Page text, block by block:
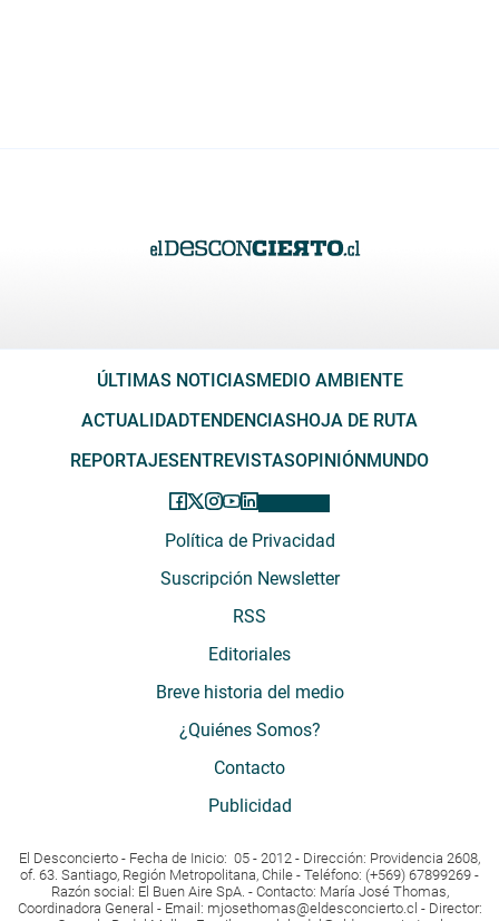
ÚLTIMAS NOTICIAS MEDIO AMBIENTE
ACTUALIDADTENDENCIAS HOJA DE RUTA
REPORTAJES ENTREVISTASOPINIÓN MUNDO
Política de Privacidad
Suscripción Newsletter
RSS
Editoriales
Breve historia del medio
¿Quiénes Somos?
Contacto
Publicidad
El Desconcierto - Fecha de Inicio: 05 - 2012 - Dirección: Providencia 2608,
of. 63. Santiago, Región Metropolitana, Chile - Teléfono: (+569) 67899269 -
Razón social: El Buen Aire SpA. - Contacto: María José Thomas,
Coordinadora General - Email: mjosethomas@eldesconcierto.cl - Director: